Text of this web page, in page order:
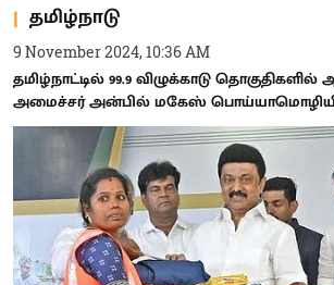
தமிழ்நாடு
9 November 2024, 10:36 AM
தமிழ்நாட்டில் 99.9 விழுக்காடு தொகுதிகளில்
அமைச்சர் அன்பில் மகேஸ்